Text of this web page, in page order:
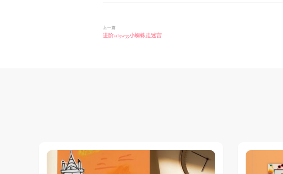
博
文
上一篇
进阶s1l9w35小蜘蛛走迷宫